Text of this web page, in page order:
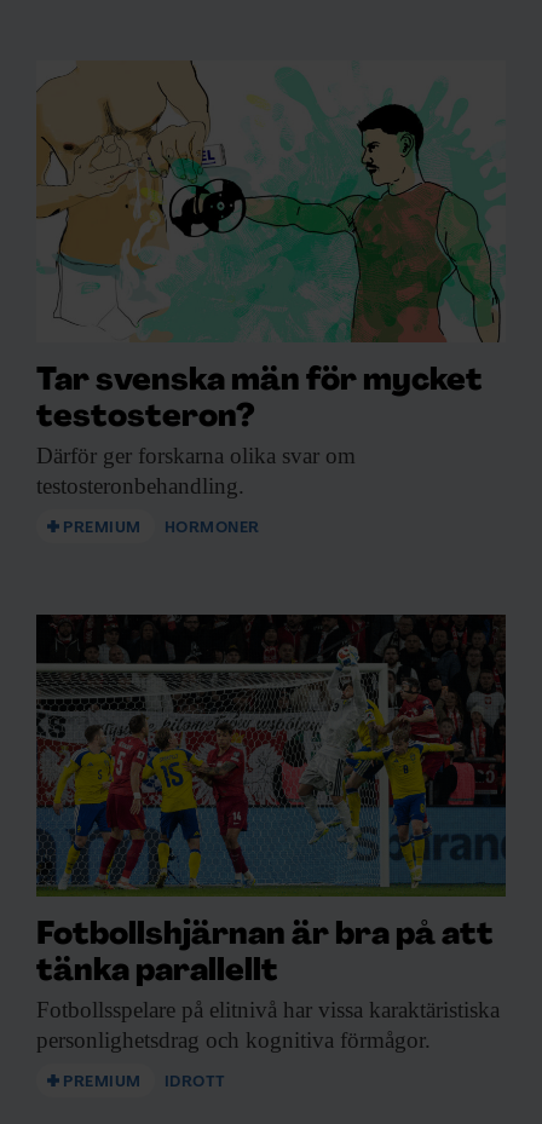
Tar svenska män för mycket
testosteron?
Därför ger forskarna olika svar om
testosteronbehandling.
PREMIUM HORMONER
Fotbollshjärnan är bra på att
tänka parallellt
Fotbollsspelare på elitnivå har vissa karaktäristiska
personlighetsdrag och kognitiva förmågor.
PREMIUM IDROTT